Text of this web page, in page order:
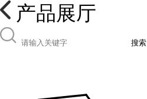
产品展厅
搜索